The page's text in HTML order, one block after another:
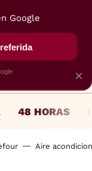
48 HORAS
Aire
×
Google